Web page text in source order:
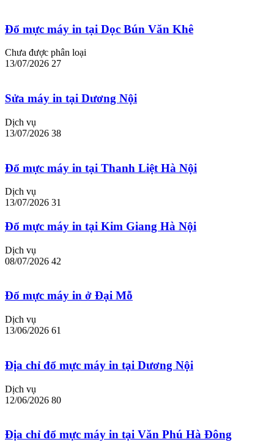
Đổ mực máy in tại Dọc Bún Văn Khê
Chưa được phân loại
13/07/2026 27
Sửa máy in tại Dương Nội
Dịch vụ
13/07/2026 38
Đổ mực máy in tại Thanh Liệt Hà Nội
Dịch vụ
13/07/2026 31
Đổ mực máy in tại Kim Giang Hà Nội
Dịch vụ
08/07/2026 42
Đổ mực máy in ở Đại Mỗ
Dịch vụ
13/06/2026 61
Địa chỉ đổ mực máy in tại Dương Nội
Dịch vụ
12/06/2026 80
Địa chỉ đổ mực máy in tại Văn Phú Hà Đông